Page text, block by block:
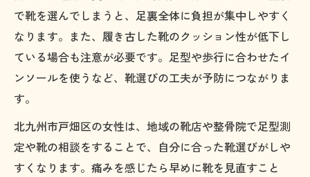
で靴を選んでしまうと、足裏全体に負担が集中しやすく
なります。また、履き古した靴のクッション性が低下し
ている場合も注意が必要です。足型や歩行に合わせたイ
ンソールを使うなど、靴選びの工夫が予防につながりま
す。
北九州市戸畑区の女性は、地域の靴店や整骨院で足型測
定や靴の相談をすることで、自分に合った靴選びがしや
すくなります。痛みを感じたら早めに靴を見直すこと